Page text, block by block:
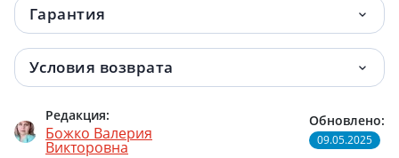
Гарантия
Условия возврата
Редакция:
Божко Валерия
Викторовна
Обновлено:
09.05.2025